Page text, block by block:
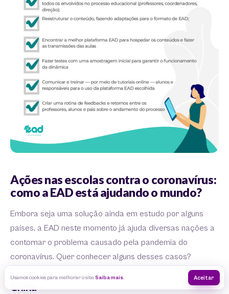
Ações nas escolas contra o coronavírus:
como a EAD está ajudando o mundo?
Embora seja uma solução ainda em estudo por alguns
países, a EAD neste momento já ajuda diversas nações a
contornar o problema causado pela pandemia do
coronavírus. Quer conhecer alguns desses casos?
China
Usamos cookies para melhorar o site.Saiba mais. Aceitar